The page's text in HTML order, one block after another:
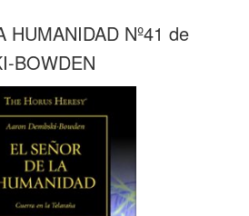
HUMANIDAD Nº41 de
BOWDEN